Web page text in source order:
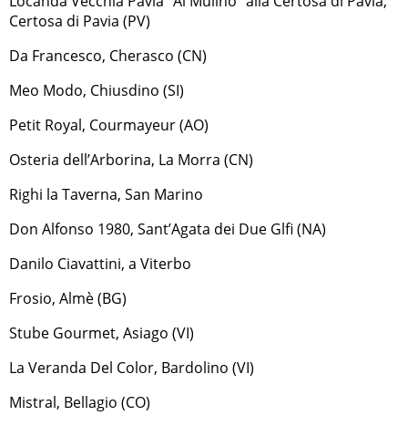
Certosa di Pavia (PV)
Da Francesco, Cherasco (CN)
Meo Modo, Chiusdino (SI)
Petit Royal, Courmayeur (AO)
Osteria dell’Arborina, La Morra (CN)
Righi la Taverna, San Marino
Don Alfonso 1980, Sant’Agata dei Due Glfi (NA)
Danilo Ciavattini, a Viterbo
Frosio, Almè (BG)
Stube Gourmet, Asiago (VI)
La Veranda Del Color, Bardolino (VI)
Mistral, Bellagio (CO)